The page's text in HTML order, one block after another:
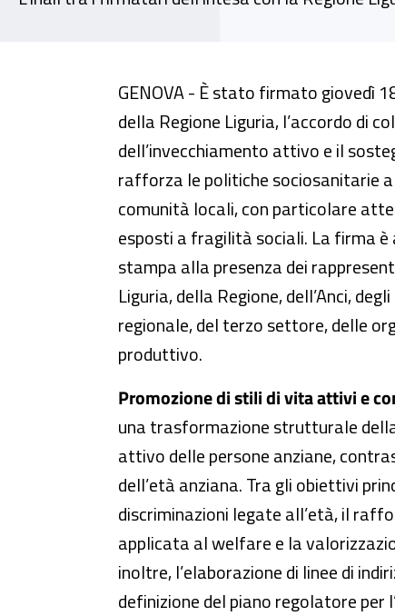
Invecchiamento attivo,
GENOVA - È stato firmato giovedì
della Regione Liguria, l’accordo di
dell’invecchiamento attivo e il
rafforza le politiche sociosanitarie
comunità locali, con particolare
esposti a fragilità sociali. La firma
stampa alla presenza dei
Liguria, della Regione, dell’Anci,
regionale, del terzo settore, delle
produttivo.
Promozione di stili di vita attivi e
una trasformazione strutturale
attivo delle persone anziane,
dell’età anziana. Tra gli obiettivi
discriminazioni legate all’età, il
applicata al welfare e la
inoltre, l’elaborazione di linee di
definizione del piano regolatore